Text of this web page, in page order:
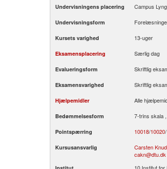
Undervisningens placering Campus
Undervisningsform
Kursets varighed 13-uger
Eksamensplacering Særlig dag
Evalueringsform Skriftlig
Eksamensvarighed Skriftlig
Hjælpemidler Alle
Bedømmelsesform 7-trins skala
Pointspærring 10018/­10020/­
Kursusansvarlig Carsten
cakn@dtu.dk